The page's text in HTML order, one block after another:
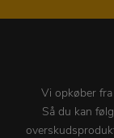
Vi opkøber
Så du kan